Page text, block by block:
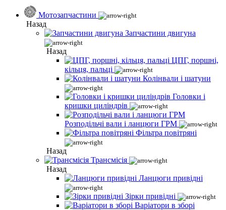
Мотозапчастини
Назад
Запчастини двигуна
Назад
ЦПГ, поршні,
кільця, пальці
Колінвали і шатуни
Головки і
кришки циліндрів
Розподільчі вали і ланцюги ГРМ
Фільтра повітряні
Назад
Трансмісія
Назад
Ланцюги привідні
Зірки привідні
Варіатори в зборі